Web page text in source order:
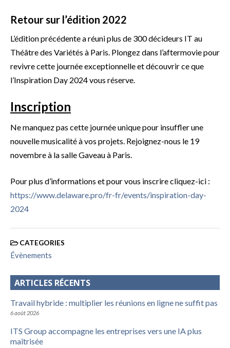
Retour sur l’édition 2022
L’édition précédente a réuni plus de 300 décideurs IT au
Théâtre des Variétés à Paris. Plongez dans l’aftermovie pour
revivre cette journée exceptionnelle et découvrir ce que
l’Inspiration Day 2024 vous réserve.
Inscription
Ne manquez pas cette journée unique pour insuffler une
nouvelle musicalité à vos projets. Rejoignez-nous le 19
novembre à la salle Gaveau à Paris.
Pour plus d’informations et pour vous inscrire cliquez-ici :
https://www.delaware.pro/fr-fr/events/inspiration-day-
2024
CATEGORIES
Évènements
ARTICLES RÉCENTS
Travail hybride : multiplier les réunions en ligne ne suffit pas
6 août 2026
ITS Group accompagne les entreprises vers une IA plus
maîtrisée